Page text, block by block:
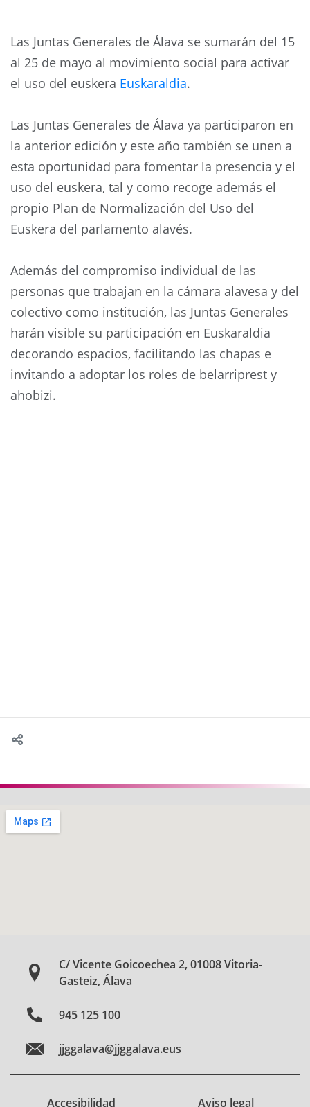
Las Juntas Generales de Álava se sumarán del 15
al 25 de mayo al movimiento social para activar
el uso del euskera Euskaraldia.
Las Juntas Generales de Álava ya participaron en
la anterior edición y este año también se unen a
esta oportunidad para fomentar la presencia y el
uso del euskera, tal y como recoge además el
propio Plan de Normalización del Uso del
Euskera del parlamento alavés.
Además del compromiso individual de las
personas que trabajan en la cámara alavesa y del
colectivo como institución, las Juntas Generales
harán visible su participación en Euskaraldia
decorando espacios, facilitando las chapas e
invitando a adoptar los roles de belarriprest y
ahobizi.
C/ Vicente Goicoechea 2, 01008 Vitoria-
Gasteiz, Álava
945 125 100
jjggalava@jjggalava.eus
Accesibilidad Aviso legal